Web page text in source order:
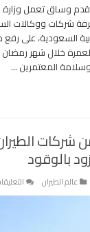
وساق تعمل وزارة
شركات ووكالات
السعودية، على
خلال شهر رمضان
المعتمرين …
بالوقود
عالم الطيران